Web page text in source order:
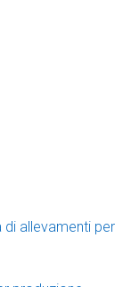
allevamenti per